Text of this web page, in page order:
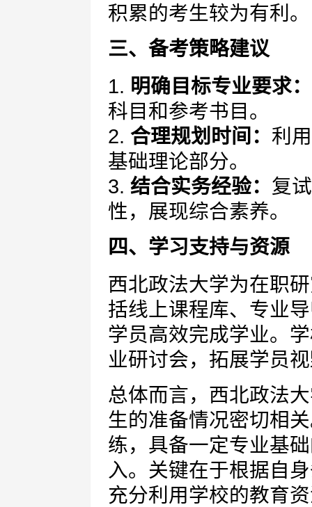
积累的考生较为有利。
三、备考策略建议
1. 明确目标专业要求：
科目和参考书目。
2. 合理规划时间： 利
基础理论部分。
3. 结合实务经验： 复
性，展现综合素养。
四、学习支持与资源
西北政法大学为在职
括线上课程库、专业
学员高效完成学业。
业研讨会，拓展学员
总体而言，西北政法
生的准备情况密切相
练，具备一定专业基
入。关键在于根据自
充分利用学校的教育